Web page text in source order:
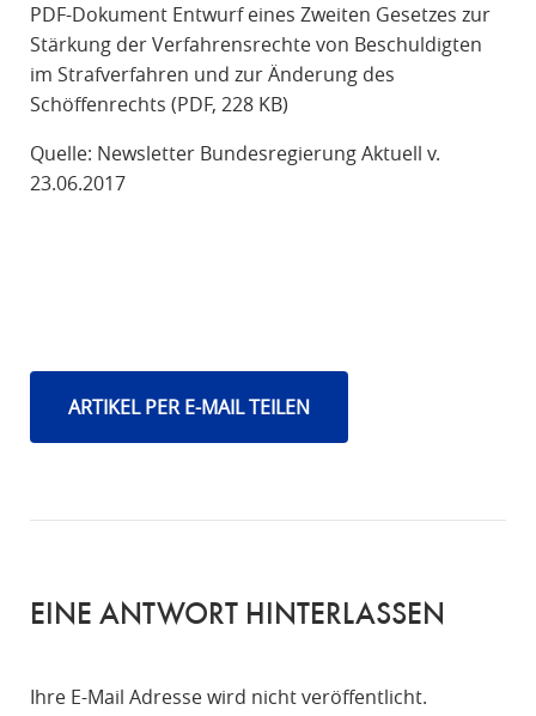
PDF-Dokument Entwurf eines Zweiten Gesetzes zur
Stärkung der Verfahrensrechte von Beschuldigten
im Strafverfahren und zur Änderung des
Schöffenrechts (PDF, 228 KB)
Quelle: Newsletter Bundesregierung Aktuell v.
23.06.2017
ARTIKEL PER E-MAIL TEILEN
EINE ANTWORT HINTERLASSEN
Ihre E-Mail Adresse wird nicht veröffentlicht.